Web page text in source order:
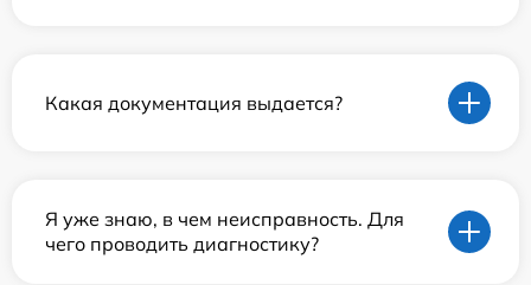
Какая документация выдается?
Я уже знаю, в чем неисправность. Для
чего проводить диагностику?